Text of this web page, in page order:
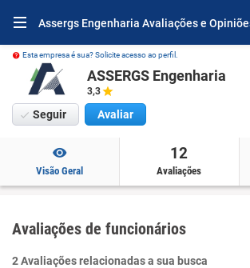
Assergs Engenharia Avaliações e
Esta empresa é sua? Solicite acesso ao perfil.
ASSERGS Engenharia
3,3
Seguir Avaliar
Visão Geral
12
Avaliações
Avaliações de funcionários
2 Avaliações relacionadas a sua busca